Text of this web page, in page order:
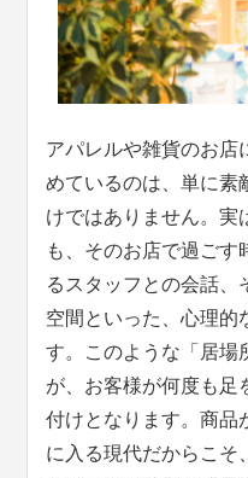
アパレルや雑貨のお店
めているのは、単に素
けではありません。実
も、そのお店で過ご
るスタッフとの会話、
空間といった、心理的
す。このような「居場
が、お客様が何度も足
付けとなります。商品
に入る現代だからこそ